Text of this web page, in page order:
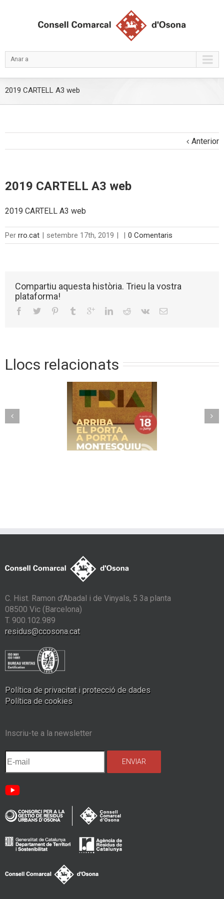
Anar a
2019 CARTELL A3 web
Anterior
2019 CARTELL A3 web
2019 CARTELL A3 web
Per rro.cat | setembre 17th, 2019 | | 0 Comentaris
Compartiu aquesta història. Trieu la vostra
plataforma!
Llocs relacionats
el porta a
Torelló implanta un
nou model de
recollida avançada
C. Hist. Ramon d'Abadal i de Vinyals, 5 3a planta
08500 Vic (Barcelona)
T. 900.102.989
residus@ccosona.cat
Política de privacitat i protecció de dades
Política de cookies
Inscriu-te a la newsletter